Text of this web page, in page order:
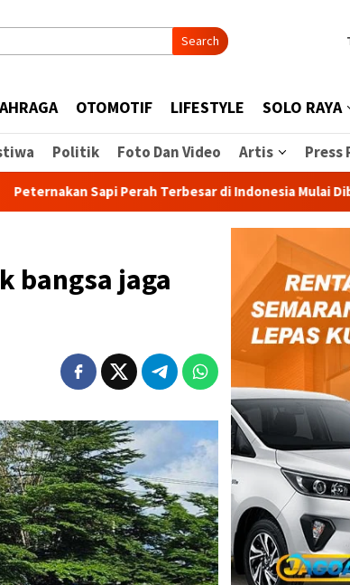
Search
OTOMOTIF LIFESTYLE SOLO RAYA
Politik Foto Dan Video Artis Press
Sapi Perah Terbesar di Indonesia Mulai
bangsa jaga